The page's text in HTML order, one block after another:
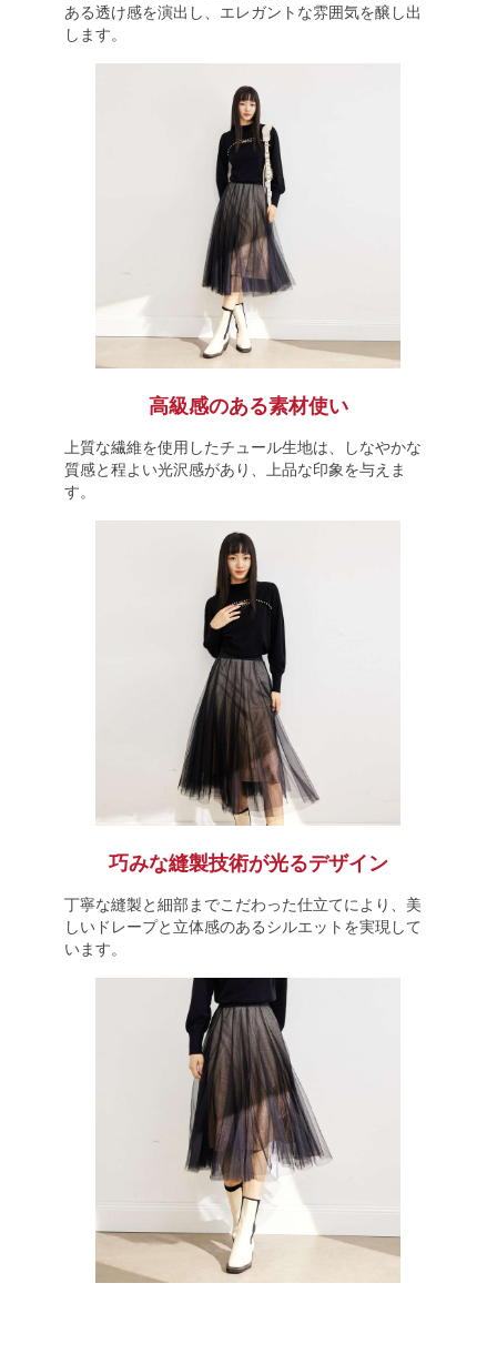
ある透け感を演出し、エレガントな雰囲気を醸し出
します。
高級感のある素材使い
上質な繊維を使用したチュール生地は、しなやかな
質感と程よい光沢感があり、上品な印象を与えま
す。
巧みな縫製技術が光るデザイン
丁寧な縫製と細部までこだわった仕立てにより、美
しいドレープと立体感のあるシルエットを実現して
います。